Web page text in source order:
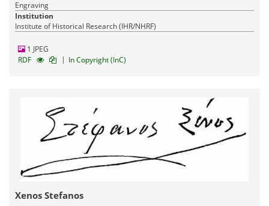
Engraving
Institution
Institute of Historical Research (IHR/NHRF)
1 JPEG
RDF
| In Copyright (InC)
Xenos Stefanos